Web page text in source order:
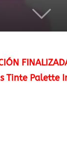
Tinte Palette